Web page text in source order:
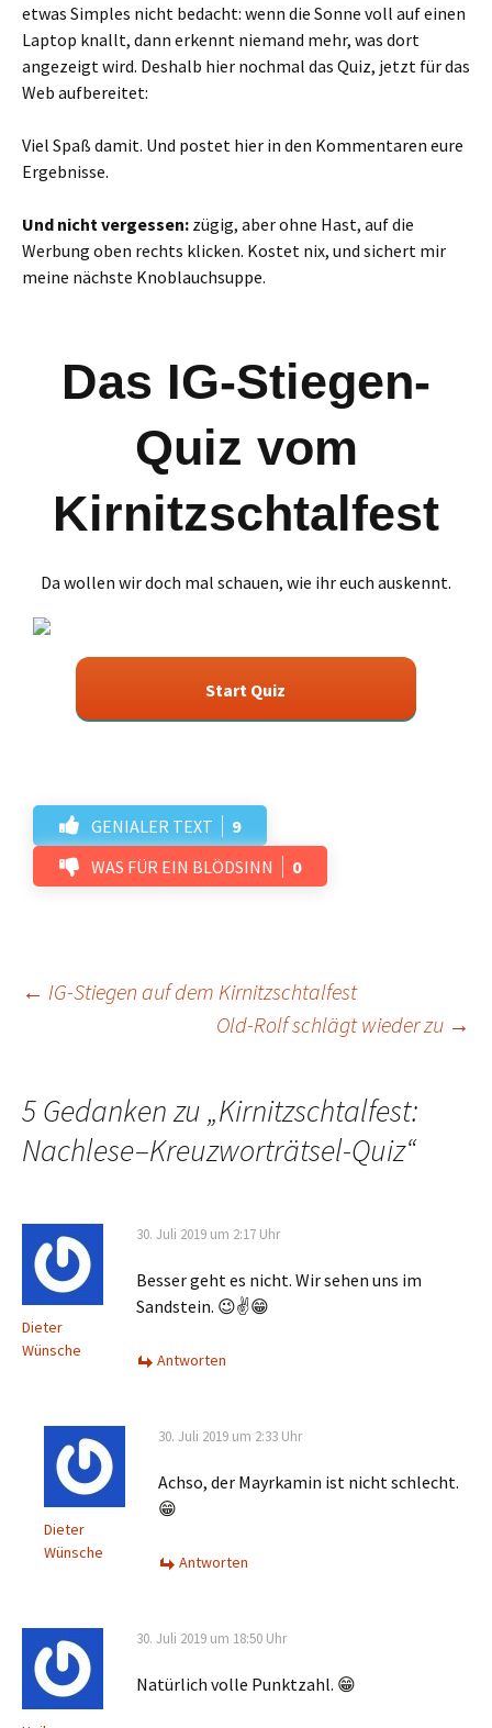
etwas Simples nicht bedacht: wenn die Sonne voll auf einen
Laptop knallt, dann erkennt niemand mehr, was dort
angezeigt wird. Deshalb hier nochmal das Quiz, jetzt für das
Web aufbereitet:
Viel Spaß damit. Und postet hier in den Kommentaren eure
Ergebnisse.
Und nicht vergessen: zügig, aber ohne Hast, auf die
Werbung oben rechts klicken. Kostet nix, und sichert mir
meine nächste Knoblauchsuppe.
Das IG-Stiegen-
Quiz vom
Kirnitzschtalfest
Da wollen wir doch mal schauen, wie ihr euch auskennt.
Start Quiz
GENIALER TEXT
9
WAS FÜR EIN BLÖDSINN
0
Beitrags-
← IG-Stiegen auf dem Kirnitzschtalfest
Old-Rolf schlägt wieder zu →
5 Gedanken zu „Kirnitzschtalfest:
Nachlese–Kreuzworträtsel-Quiz“
Dieter
Wünsche
30. Juli 2019 um 2:17 Uhr
Besser geht es nicht. Wir sehen uns im
Sandstein. 😉✌️😁
Antworten
Dieter
Wünsche
30. Juli 2019 um 2:33 Uhr
Achso, der Mayrkamin ist nicht schlecht.
😁
Antworten
30. Juli 2019 um 18:50 Uhr
Natürlich volle Punktzahl. 😁